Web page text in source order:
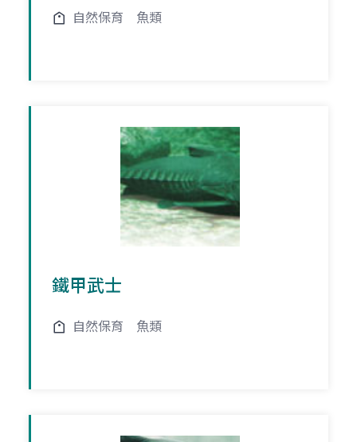
自然保育 魚類
鐵甲武士
自然保育 魚類